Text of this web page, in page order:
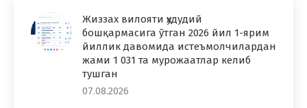
Жиззах вилояти ҳудудий
бошқармасига ўтган 2026 йил 1-ярим
йиллик давомида истеъмолчилардан
жами 1 031 та мурожаатлар келиб
тушган
07.08.2026